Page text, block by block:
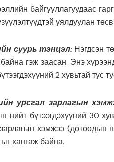
байгууллагуудаас
уялдуулан
суурь тэнцэл: Нэгдсэн
гэж заасан. Энэ
2 хувьтай тус
урсгал зарлагын
нийт бүтээгдэхүүний 30
хэмжээ (дотоодын
хангаж байна.